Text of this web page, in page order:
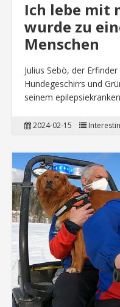
Ich lebe mit
wurde zu
Menschen
Julius Sebö, der
Hundegeschirrs und
seinem
2024-02-15